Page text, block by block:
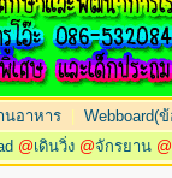
นอาหาร |Webboard(
@เดินวิ่ง @จักรยาน @